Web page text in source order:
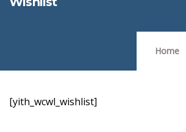
Home
[yith_wcwl_wishlist]